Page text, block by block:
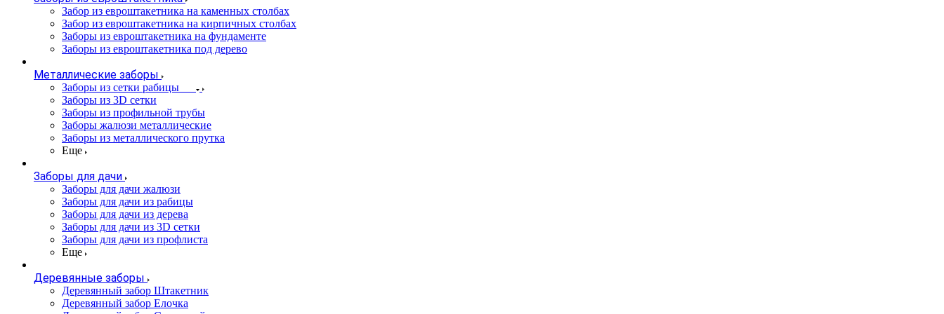
Забор из евроштакетника на каменных столбах
Забор из евроштакетника на кирпичных столбах
Заборы из евроштакетника на фундаменте
Заборы из евроштакетника под дерево
Металлические заборы
Заборы из сетки рабицы
Заборы из 3D сетки
Заборы из профильной трубы
Заборы жалюзи металлические
Заборы из металлического прутка
Еще
Заборы для дачи
Заборы для дачи жалюзи
Заборы для дачи из рабицы
Заборы для дачи из дерева
Заборы для дачи из 3D сетки
Заборы для дачи из профлиста
Еще
Деревянные заборы
Деревянный забор Штакетник
Деревянный забор Елочка